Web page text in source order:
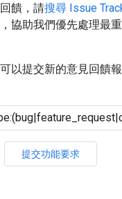
饋，請搜尋 Issue
協助我們優先處理
以提交新的意見回
提交功能要求